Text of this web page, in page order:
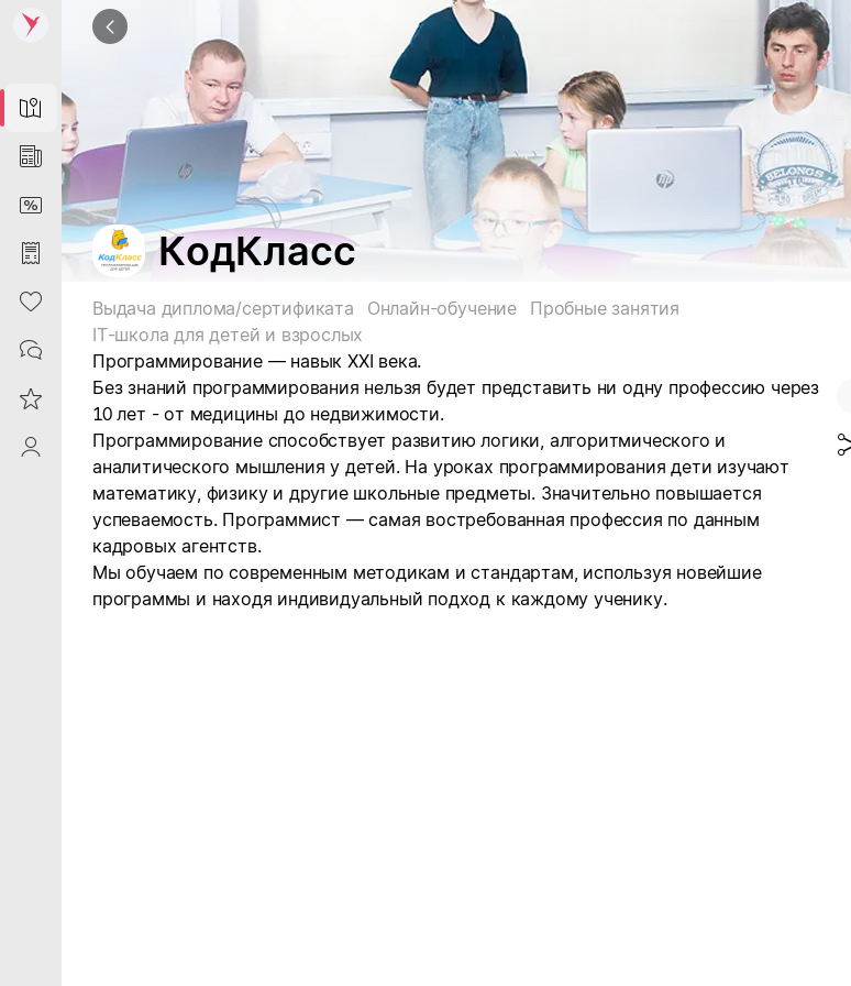
Map
News
DiscountCard
Purchases
Heart
Contacts
Reviews
ProfileSaby
КодКласс
Выдача диплома/сертификата Онлайн-обучение
Пробные занятия
IT-школа для детей и взрослых
Программирование — навык ХХI века.
Без знаний программирования нельзя будет представить ни одну профессию через
10 лет - от медицины до недвижимости.
Программирование способствует развитию логики, алгоритмического и
аналитического мышления у детей. На уроках программирования дети изучают
математику, физику и другие школьные предметы. Значительно повышается
успеваемость. Программист — самая востребованная профессия по данным
кадровых агентств.
Мы обучаем по современным методикам и стандартам, используя новейшие
программы и находя индивидуальный подход к каждому ученику.